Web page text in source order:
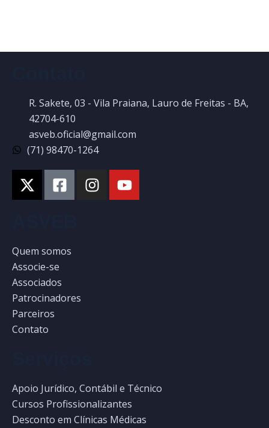
R. Sakete, 03 - Vila Praiana, Lauro de Freitas - BA,
42704-610
asveb.oficial@gmail.com
(71) 98470-1264
Quem somos
Associe-se
Associados
Patrocinadores
Parceiros
Contato
Apoio Jurídico, Contábil e Técnico
Cursos Profissionalizantes
Desconto em Clínicas Médicas